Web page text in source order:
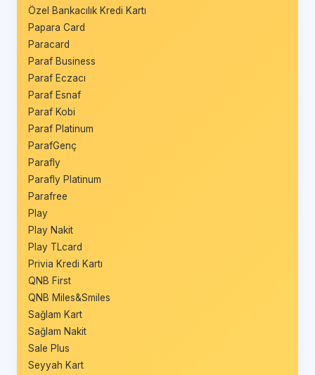
Özel Bankacılık Kredi Kartı
Papara Card
Paracard
Paraf Business
Paraf Eczacı
Paraf Esnaf
Paraf Kobi
Paraf Platinum
ParafGenç
Parafly
Parafly Platinum
Parafree
Play
Play Nakit
Play TLcard
Privia Kredi Kartı
QNB First
QNB Miles&Smiles
Sağlam Kart
Sağlam Nakit
Sale Plus
Seyyah Kart